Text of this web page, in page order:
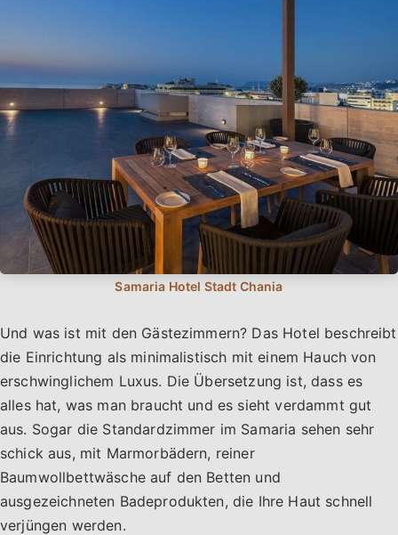
Und was ist mit den Gästezimmern? Das Hotel beschreibt
die Einrichtung als minimalistisch mit einem Hauch von
erschwinglichem Luxus. Die Übersetzung ist, dass es
alles hat, was man braucht und es sieht verdammt gut
aus. Sogar die Standardzimmer im Samaria sehen sehr
schick aus, mit Marmorbädern, reiner
Baumwollbettwäsche auf den Betten und
ausgezeichneten Badeprodukten, die Ihre Haut schnell
verjüngen werden.